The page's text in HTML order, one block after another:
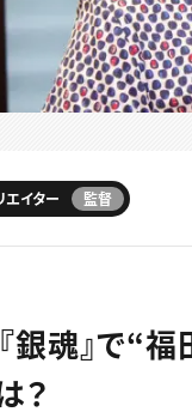
エイター 監督
銀魂』で“
？